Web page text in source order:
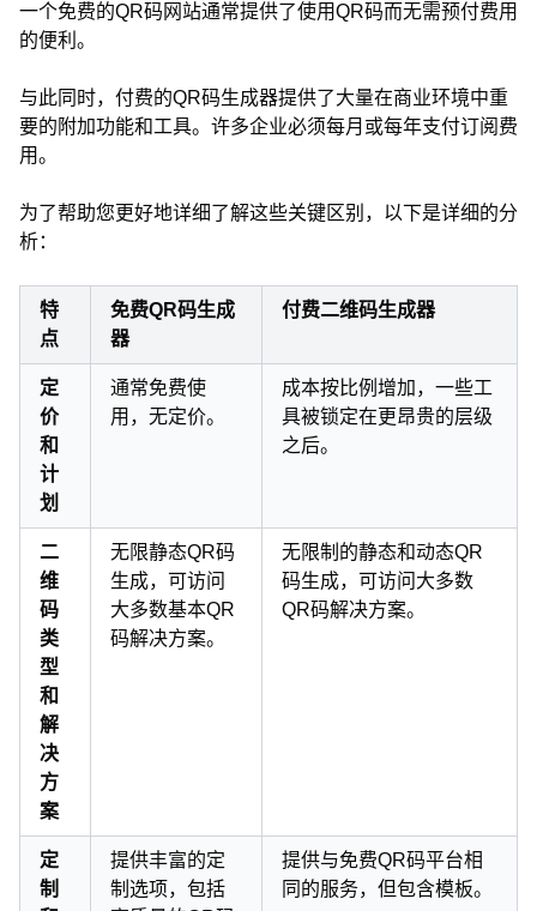
一个免费的QR码网站通常提供了使用QR码而无需预付费用
的便利。
与此同时，付费的QR码生成器提供了大量在商业环境中重
要的附加功能和工具。许多企业必须每月或每年支付订阅费
用。
为了帮助您更好地详细了解这些关键区别，以下是详细的分
析：
特
点
免费QR码生成
器
付费二维码生成器
定
价
和
计
划
通常免费使
用，无定价。
成本按比例增加，一些工
具被锁定在更昂贵的层级
之后。
二
维
码
类
型
和
解
决
方
案
无限静态QR码
生成，可访问
大多数基本QR
码解决方案。
无限制的静态和动态QR
码生成，可访问大多数
QR码解决方案。
定
制
提供丰富的定
制选项，包括
提供与免费QR码平台相
同的服务，但包含模板。